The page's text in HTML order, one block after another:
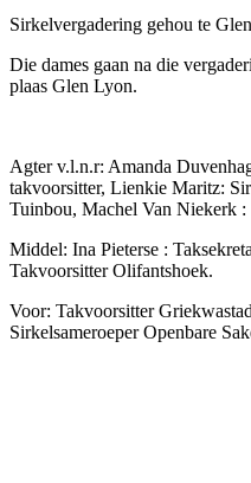
Sirkelvergadering gehou te
Die dames gaan na die
plaas Glen Lyon.
Agter v.l.n.r: Amanda
takvoorsitter, Lienkie Maritz:
Tuinbou, Machel Van Niekerk :
Middel: Ina Pieterse :
Takvoorsitter Olifantshoek.
Voor: Takvoorsitter
Sirkelsameroeper Openbare